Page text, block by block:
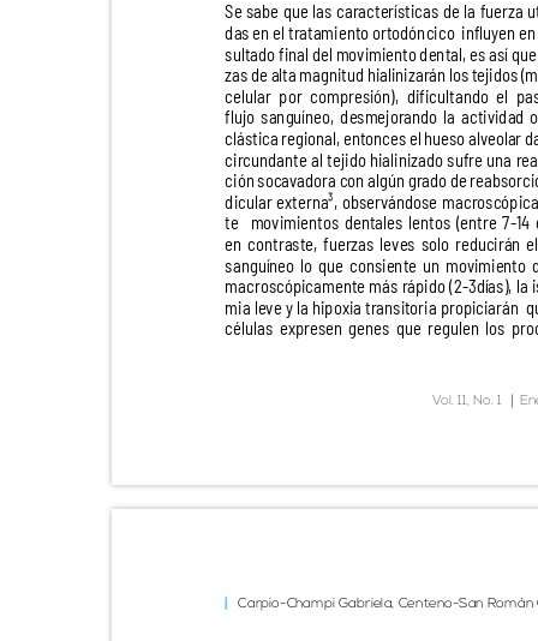
Se sabe que las características de la fuerza
das en el tratamiento ortodóncico influyen
sultado final del movimiento dental, es así
zas de alta magnitud hialinizarán los tejidos
celular por compresión), dificultando el
flujo sanguíneo, desmejorando la actividad
clástica regional, entonces el hueso alveolar
circundante al tejido hialinizado sufre una
ción socavadora con algún grado de
dicular externa³, observándose
te movimientos dentales lentos (entre 7-
en contraste, fuerzas leves solo
sanguíneo lo que consiente un
macroscópicamente más rápido (2-3días),
mia leve y la hipoxia transitoria propiciarán
células expresen genes que regulen los
Vol. 11, No. 1 |
Carpio-Champi Gabriela, Centeno-San